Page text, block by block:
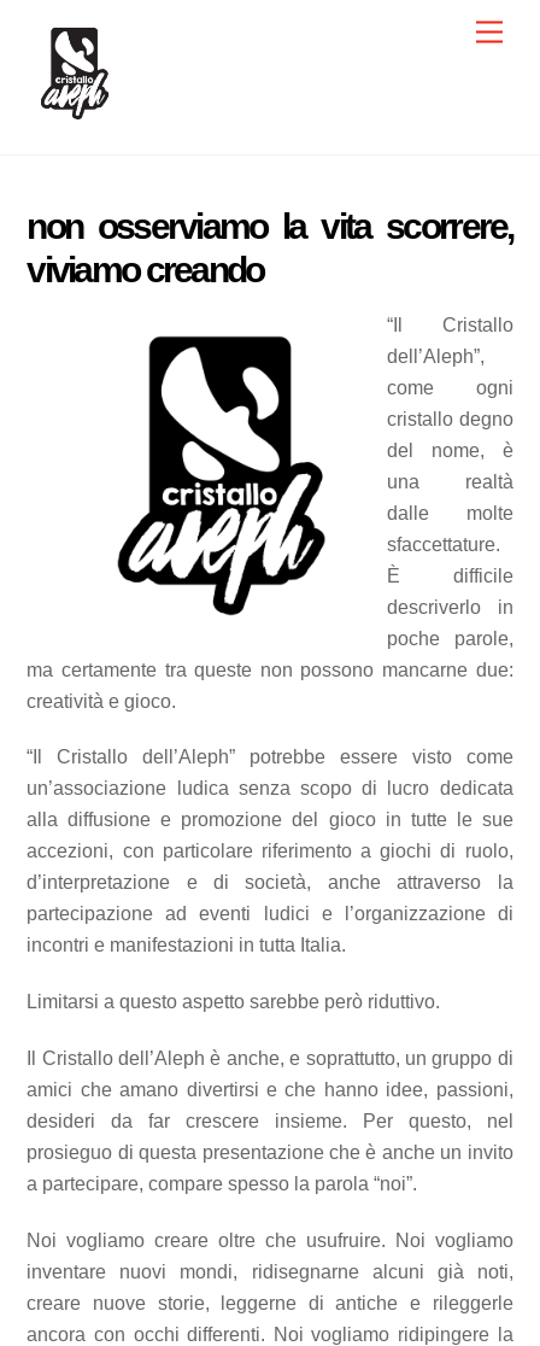
content
non osserviamo la vita scorrere,
viviamo creando
“Il Cristallo
dell’Aleph”,
come ogni
cristallo degno
del nome, è
una realtà
dalle molte
sfaccettature.
È difficile
descriverlo in
poche parole,
ma certamente tra queste non possono mancarne due:
creatività e gioco.
“Il Cristallo dell’Aleph” potrebbe essere visto come
un’associazione ludica senza scopo di lucro dedicata
alla diffusione e promozione del gioco in tutte le sue
accezioni, con particolare riferimento a giochi di ruolo,
d’interpretazione e di società, anche attraverso la
partecipazione ad eventi ludici e l’organizzazione di
incontri e manifestazioni in tutta Italia.
Limitarsi a questo aspetto sarebbe però riduttivo.
Il Cristallo dell’Aleph è anche, e soprattutto, un gruppo di
amici che amano divertirsi e che hanno idee, passioni,
desideri da far crescere insieme. Per questo, nel
prosieguo di questa presentazione che è anche un invito
a partecipare, compare spesso la parola “noi”.
Noi vogliamo creare oltre che usufruire. Noi vogliamo
inventare nuovi mondi, ridisegnarne alcuni già noti,
creare nuove storie, leggerne di antiche e rileggerle
ancora con occhi differenti. Noi vogliamo ridipingere la